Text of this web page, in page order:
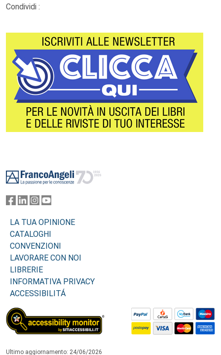
Condividi :
LA TUA OPINIONE
CATALOGHI
CONVENZIONI
LAVORARE CON NOI
LIBRERIE
INFORMATIVA PRIVACY
ACCESSIBILITÁ
Ultimo aggiornamento: 24/06/2026